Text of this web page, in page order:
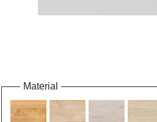
Material